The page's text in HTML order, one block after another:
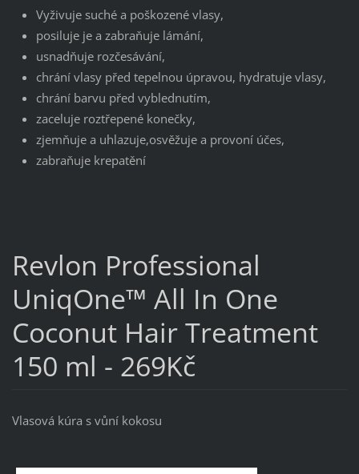
Vyživuje suché a poškozené vlasy,
posiluje je a zabraňuje lámání,
usnadňuje rozčesávání,
chrání vlasy před tepelnou úpravou, hydratuje vlasy,
chrání barvu před vyblednutím,
zaceluje roztřepené konečky,
zjemňuje a uhlazuje,osvěžuje a provoní účes,
zabraňuje krepatění
Revlon Professional
UniqOne™ All In One
Coconut Hair Treatment
150 ml - 269Kč
Vlasová kúra s vůní kokosu